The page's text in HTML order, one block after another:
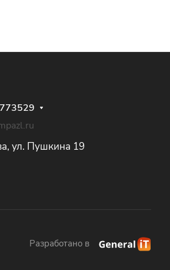
ул. Пушкина 19
Разработано в